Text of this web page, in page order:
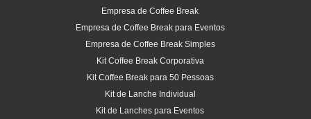
Empresa de Coffee Break
Empresa de Coffee Break para Eventos
Empresa de Coffee Break Simples
Kit Coffee Break Corporativa
Kit Coffee Break para 50 Pessoas
Kit de Lanche Individual
Kit de Lanches para Eventos